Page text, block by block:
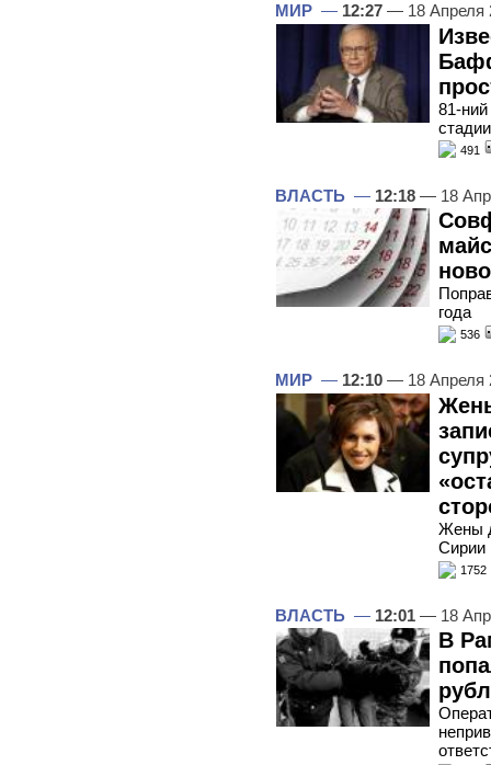
МИР — 12:27 — 18 Апреля
81-
491
ВЛАСТЬ — 12:18 — 18
года
536
МИР — 12:10 — 18 Апреля
Жены
Сирии
1752
ВЛАСТЬ — 12:01 — 18
В